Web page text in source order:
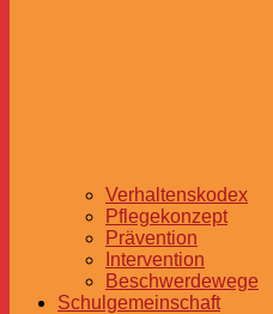
Verhaltenskodex
Pflegekonzept
Prävention
Intervention
Beschwerdewege
Schulgemeinschaft